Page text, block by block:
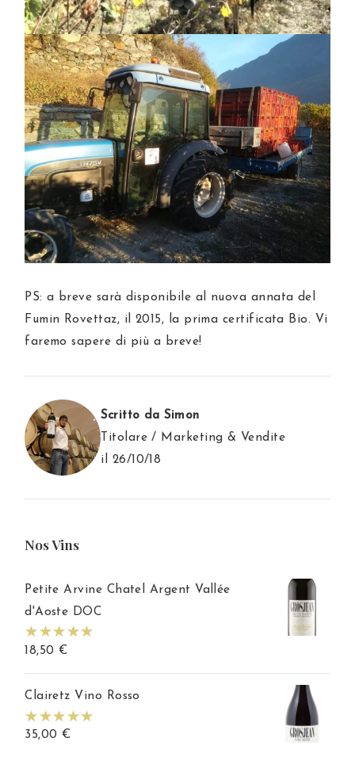
PS: a breve sarà disponibile al nuova annata del
Fumin Rovettaz, il 2015, la prima certificata Bio. Vi
faremo sapere di più a breve!
Scritto da Simon
Titolare / Marketing & Vendite
il 26/10/18
Nos Vins
Petite Arvine Chatel Argent Vallée
d'Aoste DOC
18,50 €
Clairetz Vino Rosso
35,00 €